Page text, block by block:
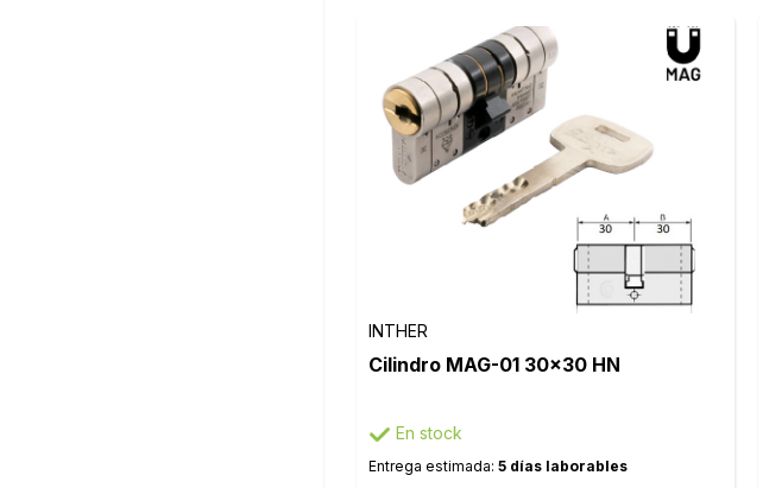
INTHER
Cilindro MAG-01 30x30 HN
En stock
Entrega estimada: 5 días laborables